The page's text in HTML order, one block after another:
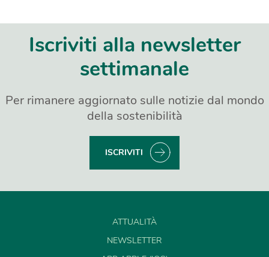
Iscriviti alla newsletter
settimanale
Per rimanere aggiornato sulle notizie dal mondo
della sostenibilità
ISCRIVITI
ATTUALITÀ
NEWSLETTER